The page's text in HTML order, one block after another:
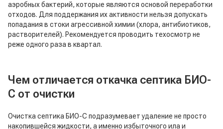
Вакансии
аэробных бактерий, которые являются основой переработки
отходов. Для поддержания их активности нельзя допускать
попадания в стоки агрессивной химии (хлора, антибиотиков,
растворителей). Рекомендуется проводить техосмотр не
реже одного раза в квартал.
Чем отличается откачка септика БИО-
С от очистки
Очистка септика БИО-С подразумевает удаление не просто
накопившейся жидкости, а именно избыточного ила и